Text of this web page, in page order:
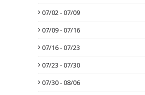
07/02 - 07/09
07/09 - 07/16
07/16 - 07/23
07/23 - 07/30
07/30 - 08/06